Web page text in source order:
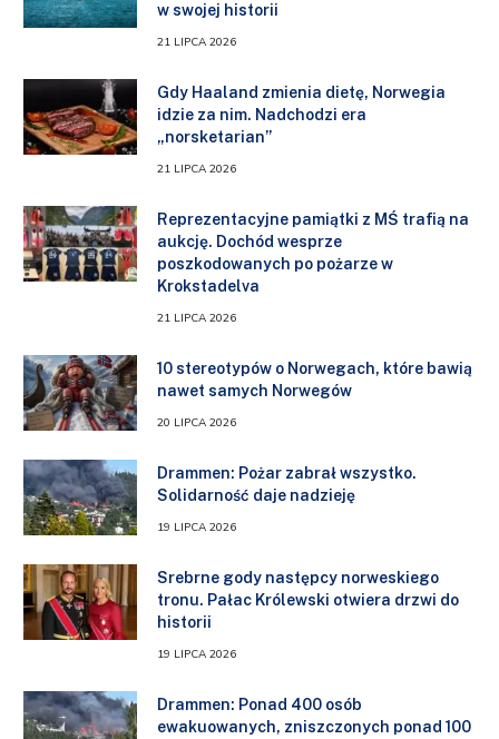
w swojej historii
21 LIPCA 2026
Gdy Haaland zmienia dietę, Norwegia
idzie za nim. Nadchodzi era
„norsketarian”
21 LIPCA 2026
Reprezentacyjne pamiątki z MŚ trafią na
aukcję. Dochód wesprze
poszkodowanych po pożarze w
Krokstadelva
21 LIPCA 2026
10 stereotypów o Norwegach, które bawią
nawet samych Norwegów
20 LIPCA 2026
Drammen: Pożar zabrał wszystko.
Solidarność daje nadzieję
19 LIPCA 2026
Srebrne gody następcy norweskiego
tronu. Pałac Królewski otwiera drzwi do
historii
19 LIPCA 2026
Drammen: Ponad 400 osób
ewakuowanych, zniszczonych ponad 100